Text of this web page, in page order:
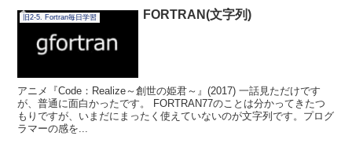
旧2-5. Fortran毎日学習 FORTRAN(文字列)
アニメ『Code：Realize～創世の姫君～』(2017) 一話見ただけです
が、普通に面白かったです。 FORTRAN77のことは分かってきたつ
もりですが、いまだにまったく使えていないのが文字列です。プログ
ラマーの感を...